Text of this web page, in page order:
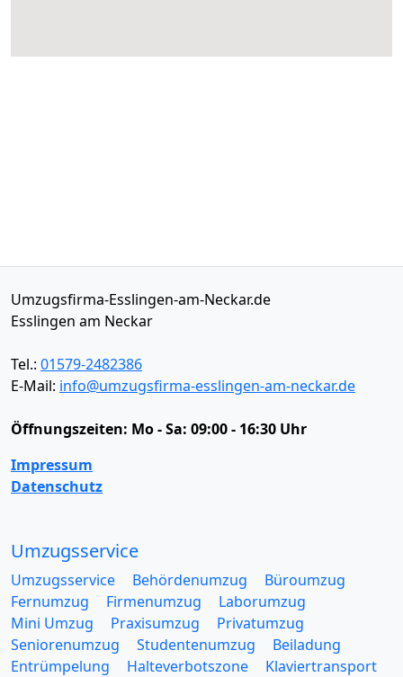
Umzugsfirma-Esslingen-am-Neckar.de
Esslingen am Neckar
Tel.: 01579-2482386
E-Mail: info@umzugsfirma-esslingen-am-neckar.de
Öffnungszeiten: Mo - Sa: 09:00 - 16:30 Uhr
Impressum
Datenschutz
Umzugsservice
Umzugsservice Behördenumzug
Büroumzug
Fernumzug
Firmenumzug
Laborumzug
Mini Umzug
Praxisumzug
Privatumzug
Seniorenumzug
Studentenumzug
Beiladung
Entrümpelung
Halteverbotszone
Klaviertransport